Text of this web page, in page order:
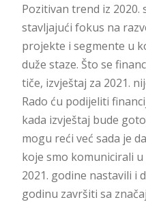
Pozitivan trend iz 2020.
stavljajući fokus na
projekte i segmente u
duže staze. Što se
tiče, izvještaj za 2021.
Rado ću podijeliti
kada izvještaj bude
mogu reći već sada je
koje smo komunicirali
2021. godine nastavili i
godinu završiti sa